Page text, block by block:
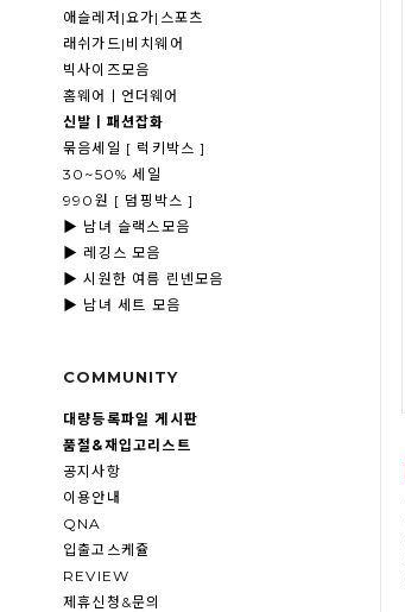
애슬레저|요가|스포츠
래쉬가드|비치웨어
빅사이즈모음
홈웨어ㅣ언더웨어
신발ㅣ패션잡화
묶음세일 [ 럭키박스 ]
30~50% 세일
990원 [ 덤핑박스 ]
▶ 남녀 슬랙스모음
▶ 레깅스 모음
▶ 시원한 여름 린넨모음
▶ 남녀 세트 모음
COMMUNITY
대량등록파일 게시판
품절&재입고리스트
공지사항
이용안내
QNA
입출고스케쥴
REVIEW
제휴신청&문의